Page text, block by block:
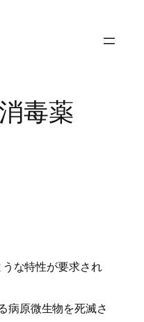
毒薬
な特性が要求され
病原微生物を死滅さ